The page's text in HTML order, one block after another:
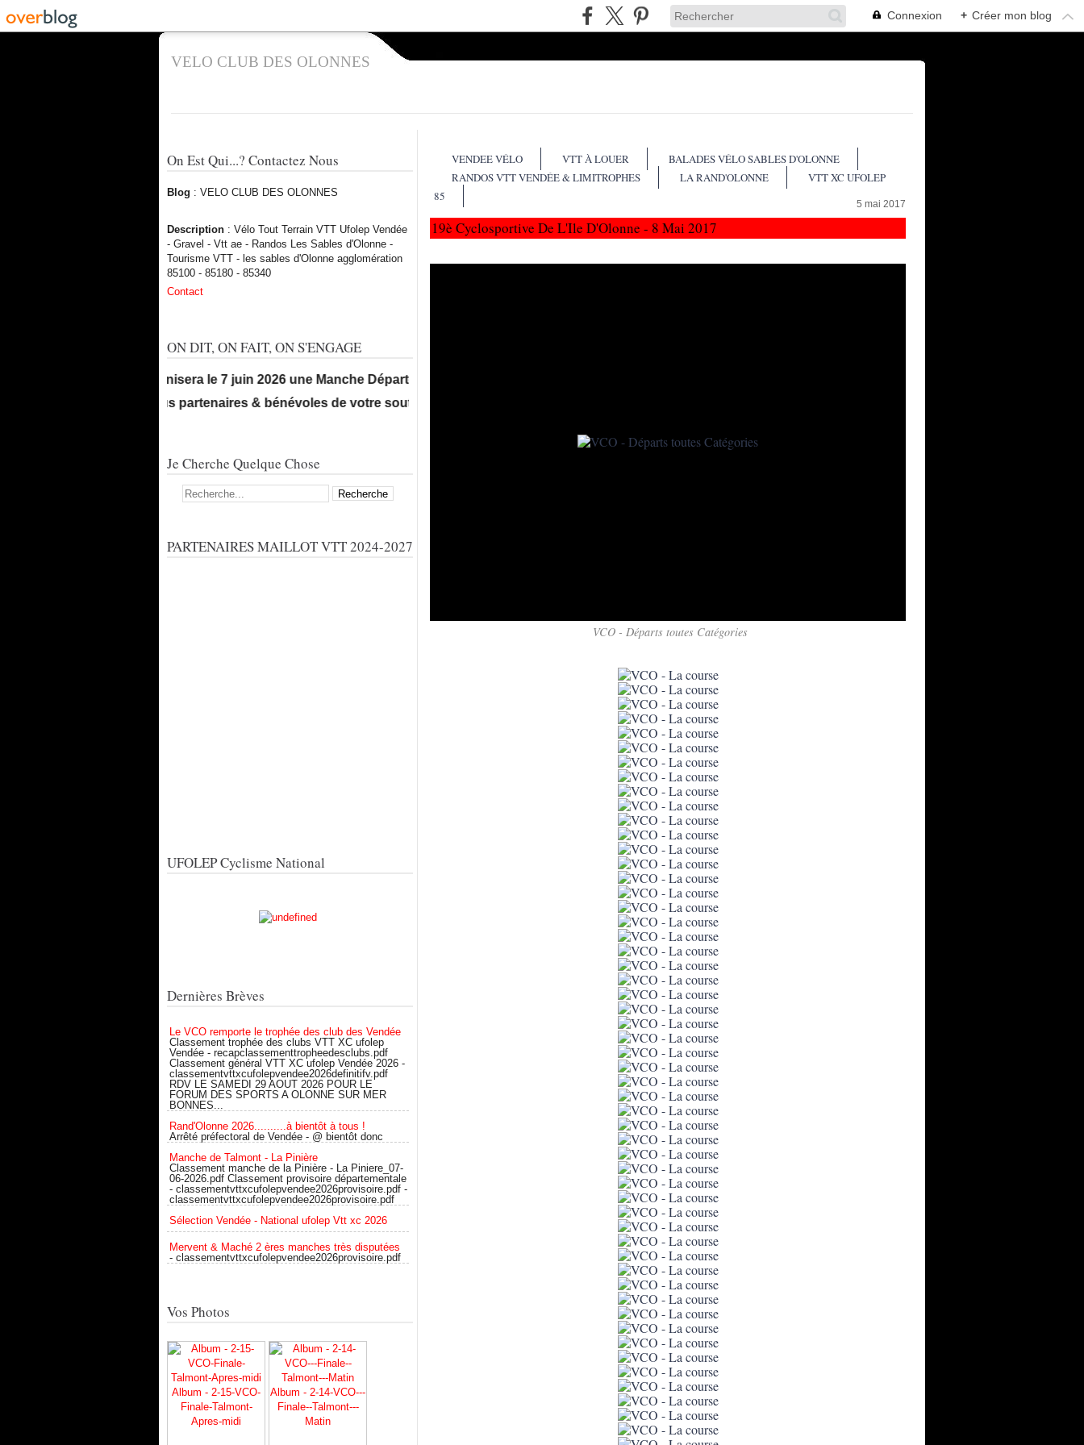
Connexion + Créer mon blog
VELO CLUB DES OLONNES
On Est Qui...? Contactez Nous
Blog : VELO CLUB DES OLONNES
Description : Vélo Tout Terrain VTT Ufolep Vendée
- Gravel - Vtt ae - Randos Les Sables d'Olonne -
Tourisme VTT - les sables d'Olonne agglomération
85100 - 85180 - 85340
Contact
ON DIT, ON FAIT, ON S'ENGAGE
Le VCO organisera le 7 juin 2026 une Manche Départementale Vtt xc Ufolep à Talmont St Hilaire, ...puis le 12 Juillet La Rand'Olonne au départ des Sables d'Olonne
! Merci à tous partenaires & bénévoles de votre soutien à bientôt sur nos manifestations !
Je Cherche Quelque Chose
PARTENAIRES MAILLOT VTT 2024-2027
UFOLEP Cyclisme National
Dernières Brèves
Le VCO remporte le trophée des club des Vendée
Classement trophée des clubs VTT XC ufolep
Vendée - recapclassementtropheedesclubs.pdf
Classement général VTT XC ufolep Vendée 2026 -
classementvttxcufolepvendee2026definitifv.pdf
RDV LE SAMEDI 29 AOUT 2026 POUR LE
FORUM DES SPORTS A OLONNE SUR MER
BONNES...
Rand'Olonne 2026..........à bientôt à tous !
Arrêté préfectoral de Vendée - @ bientôt donc
Manche de Talmont - La Pinière
Classement manche de la Pinière - La Piniere_07-
06-2026.pdf Classement provisoire départementale
- classementvttxcufolepvendee2026provisoire.pdf -
classementvttxcufolepvendee2026provisoire.pdf
Sélection Vendée - National ufolep Vtt xc 2026
Mervent & Maché 2 ères manches très disputées
- classementvttxcufolepvendee2026provisoire.pdf
Vos Photos
Album - 2-15-VCO-
Finale-Talmont-
Apres-midi
Album - 2-14-VCO---
Finale--Talmont---
Matin
VENDEE VÉLO VTT À LOUER
BALADES VÉLO SABLES D'OLONNE
RANDOS VTT VENDÉE & LIMITROPHES
LA RAND'OLONNE
VTT XC UFOLEP
85
5 mai 2017
19è Cyclosportive De L'Ile D'Olonne - 8 Mai 2017
VCO - Départs toutes Catégories